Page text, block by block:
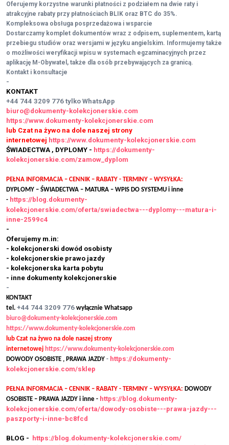
Oferujemy korzystne warunki płatności z podziałem na dwie raty i
atrakcyjne rabaty przy płatnościach BLIK oraz BTC do 35%.
Kompleksowa obsługa posprzedażowa i wsparcie
Dostarczamy komplet dokumentów wraz z odpisem, suplementem, kartą
przebiegu studiów oraz wersjami w języku angielskim. Informujemy także
o możliwości weryfikacji wpisu w systemach egzaminacyjnych przez
aplikację M-Obywatel, także dla osób przebywających za granicą.
Kontakt i konsultacje
-
KONTAKT
+44 744 3209 776 tylko WhatsApp
biuro@dokumenty-kolekcjonerskie.com
https://www.dokumenty-kolekcjonerskie.com
lub Czat na żywo na dole naszej strony
internetowej https://www.dokumenty-kolekcjonerskie.com
ŚWIADECTWA , DYPLOMY - https://dokumenty-
kolekcjonerskie.com/zamow_dyplom
PEŁNA INFORMACJA – CENNIK – RABATY - TERMINY – WYSYŁKA:
DYPLOMY – ŚWIADECTWA – MATURA – WPIS DO SYSTEMU i inne
- https://blog.dokumenty-
kolekcjonerskie.com/oferta/swiadectwa---dyplomy---matura-i-
inne-2599c4
-
Oferujemy m.in:
- kolekcjonerski dowód osobisty
- kolekcjonerskie prawo jazdy
- kolekcjonerska karta pobytu
- inne dokumenty kolekcjonerskie
-
KONTAKT
tel. +44 744 3209 776 wyłącznie Whatsapp
biuro@dokumenty-kolekcjonerskie.com
https://www.dokumenty-kolekcjonerskie.com
lub Czat na żywo na dole naszej strony
internetowej https://www.dokumenty-kolekcjonerskie.com
DOWODY OSOBISTE , PRAWA JAZDY - https://dokumenty-
kolekcjonerskie.com/sklep
PEŁNA INFORMACJA – CENNIK – RABATY - TERMINY – WYSYŁKA: DOWODY
OSOBISTE – PRAWA JAZDY i inne - https://blog.dokumenty-
kolekcjonerskie.com/oferta/dowody-osobiste---prawa-jazdy---
paszporty-i-inne-bc8fcd
BLOG -
https://blog.dokumenty-kolekcjonerskie.com/